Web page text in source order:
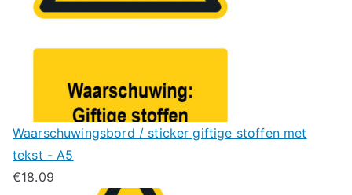
Waarschuwingsbord / sticker giftige stoffen met
tekst - A5
€18.09